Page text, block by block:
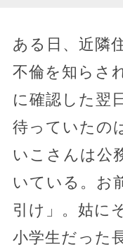
ある日、近隣
不倫を知らさ
に確認した翌
待っていたの
いこさんは公
いている。お
引け」。姑に
小学生だった